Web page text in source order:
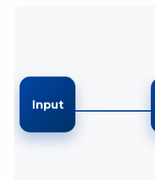
Input